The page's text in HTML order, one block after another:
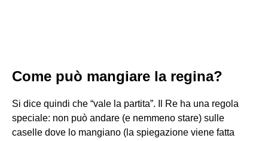
Come può mangiare la regina?
Si dice quindi che “vale la partita”. Il Re ha una regola
speciale: non può andare (e nemmeno stare) sulle
caselle dove lo mangiano (la spiegazione viene fatta